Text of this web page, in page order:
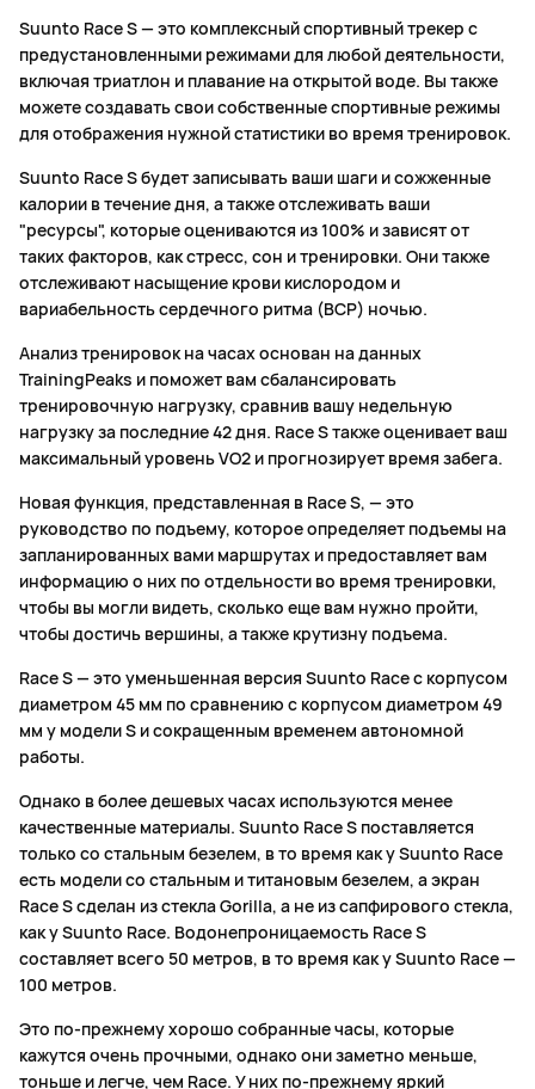
Suunto Race S — это комплексный спортивный трекер с
предустановленными режимами для любой деятельности,
включая триатлон и плавание на открытой воде. Вы также
можете создавать свои собственные спортивные режимы
для отображения нужной статистики во время тренировок.
Suunto Race S будет записывать ваши шаги и сожженные
калории в течение дня, а также отслеживать ваши
"ресурсы", которые оцениваются из 100% и зависят от
таких факторов, как стресс, сон и тренировки. Они также
отслеживают насыщение крови кислородом и
вариабельность сердечного ритма (ВСР) ночью.
Анализ тренировок на часах основан на данных
TrainingPeaks и поможет вам сбалансировать
тренировочную нагрузку, сравнив вашу недельную
нагрузку за последние 42 дня. Race S также оценивает ваш
максимальный уровень VO2 и прогнозирует время забега.
Новая функция, представленная в Race S, — это
руководство по подъему, которое определяет подъемы на
запланированных вами маршрутах и предоставляет вам
информацию о них по отдельности во время тренировки,
чтобы вы могли видеть, сколько еще вам нужно пройти,
чтобы достичь вершины, а также крутизну подъема.
Race S — это уменьшенная версия Suunto Race с корпусом
диаметром 45 мм по сравнению с корпусом диаметром 49
мм у модели S и сокращенным временем автономной
работы.
Однако в более дешевых часах используются менее
качественные материалы. Suunto Race S поставляется
только со стальным безелем, в то время как у Suunto Race
есть модели со стальным и титановым безелем, а экран
Race S сделан из стекла Gorilla, а не из сапфирового стекла,
как у Suunto Race. Водонепроницаемость Race S
составляет всего 50 метров, в то время как у Suunto Race —
100 метров.
Это по-прежнему хорошо собранные часы, которые
кажутся очень прочными, однако они заметно меньше,
тоньше и легче, чем Race. У них по-прежнему яркий